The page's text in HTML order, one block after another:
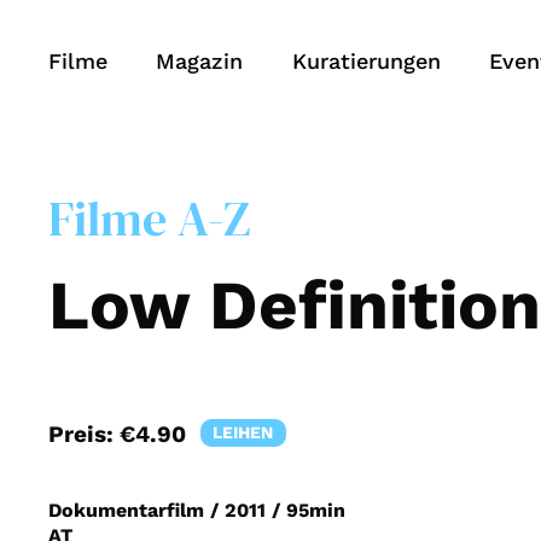
Filme Magazin Kuratierungen
Filme A-Z
Low
Preis: €4.90 LEIHEN
Dokumentarfilm / 2011 / 95min
AT